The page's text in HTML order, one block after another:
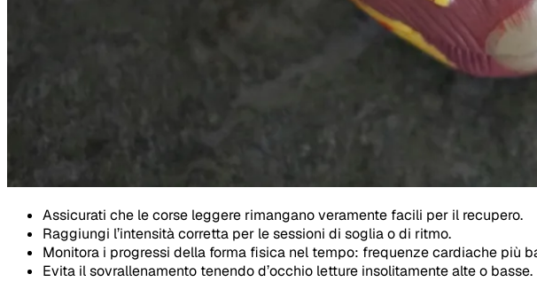
Assicurati che le corse leggere rimangano veramente facili per il recupero.
Raggiungi l’intensità corretta per le sessioni di soglia o di ritmo.
Monitora i progressi della forma fisica nel tempo: frequenze cardiache più
Evita il sovrallenamento tenendo d’occhio letture insolitamente alte o basse.